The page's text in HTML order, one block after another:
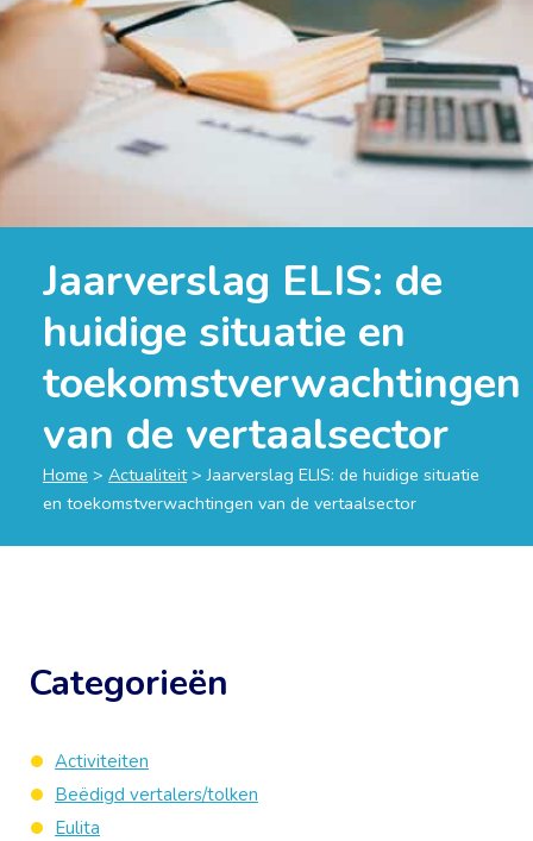
Jaarverslag ELIS: de
huidige situatie en
toekomstverwachtingen
van de vertaalsector
Home > Actualiteit>Jaarverslag ELIS: de huidige situatie
en toekomstverwachtingen van de vertaalsector
Categorieën
Activiteiten
Beëdigd vertalers/tolken
Eulita